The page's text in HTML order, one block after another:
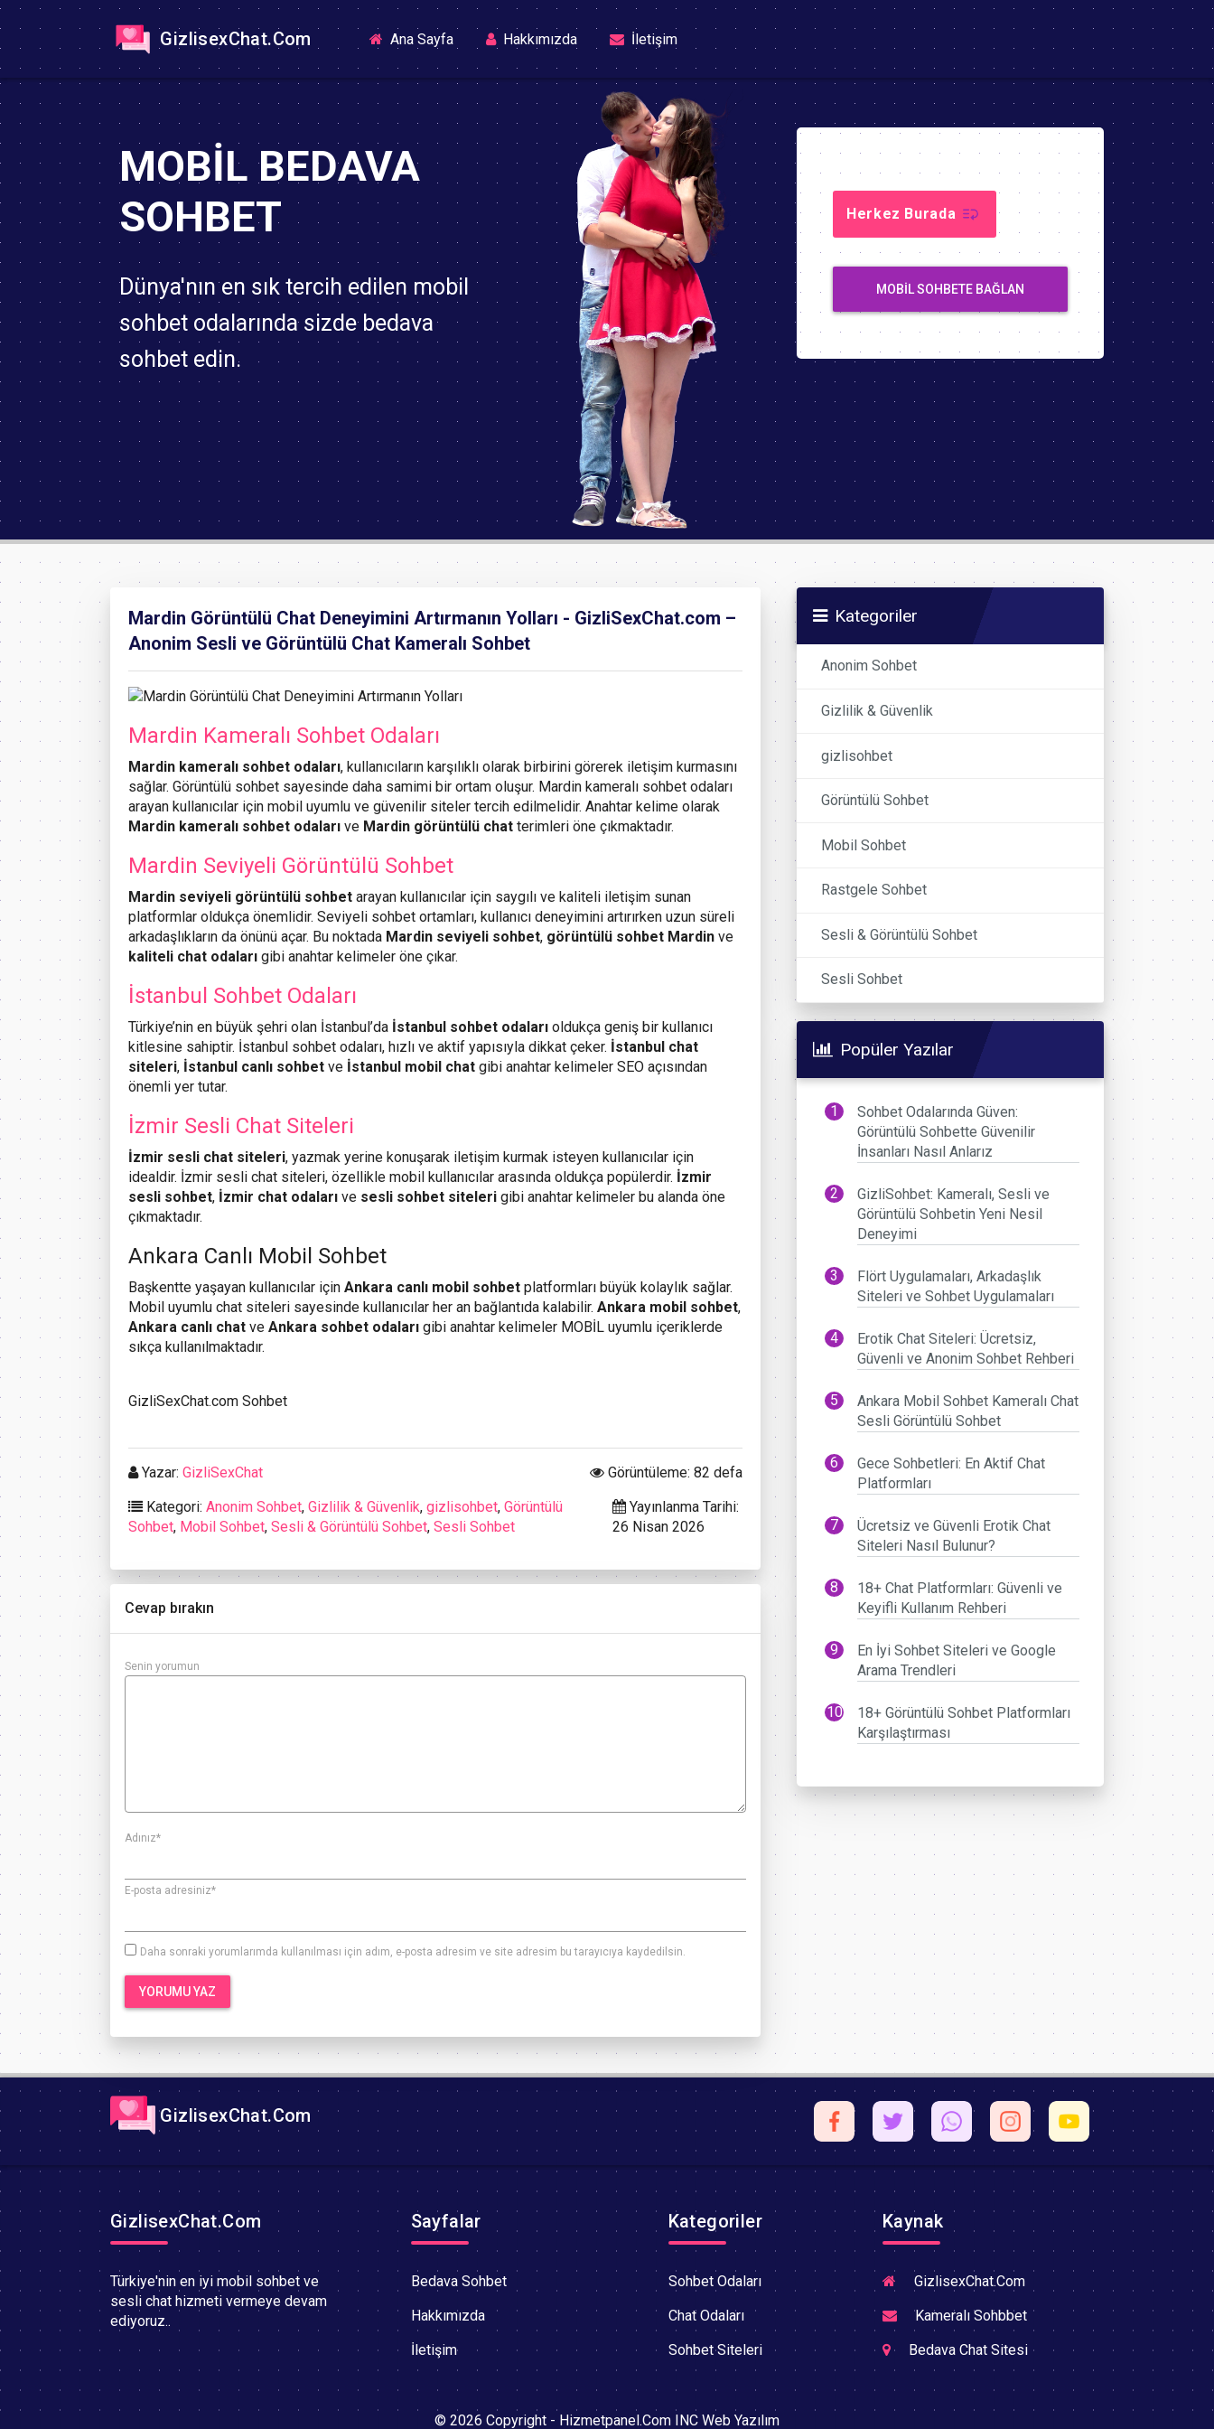
GizlisexChat.Com Ana Sayfa(current)Hakkımızda İletişim
MOBIL BEDAVA
SOHBET
Dünya'nın en sık tercih edilen mobil
sohbet odalarında sizde bedava
sohbet edin.
Herkez Burada
MOBIL SOHBETE BAĞLAN
Mardin Görüntülü Chat Deneyimini Artırmanın Yolları - GizliSexChat.com –
Anonim Sesli ve Görüntülü Chat Kameralı Sohbet
Mardin Kameralı Sohbet Odaları
Mardin kameralı sohbet odaları, kullanıcıların karşılıklı olarak birbirini görerek iletişim kurmasını
sağlar. Görüntülü sohbet sayesinde daha samimi bir ortam oluşur. Mardin kameralı sohbet odaları
arayan kullanıcılar için mobil uyumlu ve güvenilir siteler tercih edilmelidir. Anahtar kelime olarak
Mardin kameralı sohbet odaları ve Mardin görüntülü chat terimleri öne çıkmaktadır.
Mardin Seviyeli Görüntülü Sohbet
Mardin seviyeli görüntülü sohbet arayan kullanıcılar için saygılı ve kaliteli iletişim sunan
platformlar oldukça önemlidir. Seviyeli sohbet ortamları, kullanıcı deneyimini artırırken uzun süreli
arkadaşlıkların da önünü açar. Bu noktada Mardin seviyeli sohbet, görüntülü sohbet Mardin ve
kaliteli chat odaları gibi anahtar kelimeler öne çıkar.
İstanbul Sohbet Odaları
Türkiye’nin en büyük şehri olan İstanbul’da İstanbul sohbet odaları oldukça geniş bir kullanıcı
kitlesine sahiptir. İstanbul sohbet odaları, hızlı ve aktif yapısıyla dikkat çeker. İstanbul chat
siteleri, İstanbul canlı sohbet ve İstanbul mobil chat gibi anahtar kelimeler SEO açısından
önemli yer tutar.
İzmir Sesli Chat Siteleri
İzmir sesli chat siteleri, yazmak yerine konuşarak iletişim kurmak isteyen kullanıcılar için
idealdir. İzmir sesli chat siteleri, özellikle mobil kullanıcılar arasında oldukça popülerdir. İzmir
sesli sohbet, İzmir chat odaları ve sesli sohbet siteleri gibi anahtar kelimeler bu alanda öne
çıkmaktadır.
Ankara Canlı Mobil Sohbet
Başkentte yaşayan kullanıcılar için Ankara canlı mobil sohbet platformları büyük kolaylık sağlar.
Mobil uyumlu chat siteleri sayesinde kullanıcılar her an bağlantıda kalabilir. Ankara mobil sohbet,
Ankara canlı chat ve Ankara sohbet odaları gibi anahtar kelimeler MOBİL uyumlu içeriklerde
sıkça kullanılmaktadır.
GizliSexChat.com Sohbet
Yazar: GizliSexChat
Görüntüleme: 82 defa
Kategori: Anonim Sohbet, Gizlilik & Güvenlik, gizlisohbet, Görüntülü
Sohbet, Mobil Sohbet, Sesli & Görüntülü Sohbet, Sesli Sohbet
Yayınlanma Tarihi:
26 Nisan 2026
Cevap bırakın
Senin yorumun
Adınız*
E-posta adresiniz*
Daha sonraki yorumlarımda kullanılması için adım, e-posta adresim ve site adresim bu tarayıcıya kaydedilsin.
Kategoriler
Anonim Sohbet
Gizlilik & Güvenlik
gizlisohbet
Görüntülü Sohbet
Mobil Sohbet
Rastgele Sohbet
Sesli & Görüntülü Sohbet
Sesli Sohbet
Popüler Yazılar
Sohbet Odalarında Güven:
Görüntülü Sohbette Güvenilir
İnsanları Nasıl Anlarız
GizliSohbet: Kameralı, Sesli ve
Görüntülü Sohbetin Yeni Nesil
Deneyimi
Flört Uygulamaları, Arkadaşlık
Siteleri ve Sohbet Uygulamaları
Erotik Chat Siteleri: Ücretsiz,
Güvenli ve Anonim Sohbet Rehberi
Ankara Mobil Sohbet Kameralı Chat
Sesli Görüntülü Sohbet
Gece Sohbetleri: En Aktif Chat
Platformları
Ücretsiz ve Güvenli Erotik Chat
Siteleri Nasıl Bulunur?
18+ Chat Platformları: Güvenli ve
Keyifli Kullanım Rehberi
En İyi Sohbet Siteleri ve Google
Arama Trendleri
18+ Görüntülü Sohbet Platformları
Karşılaştırması
GizlisexChat.Com
GizlisexChat.Com
Türkiye'nin en iyi mobil sohbet ve
sesli chat hizmeti vermeye devam
ediyoruz..
Sayfalar
Bedava Sohbet
Hakkımızda
İletişim
Kategoriler
Sohbet Odaları
Chat Odaları
Sohbet Siteleri
Kaynak
GizlisexChat.Com
Kameralı Sohbbet
Bedava Chat Sitesi
© 2026 Copyright - Hizmetpanel.Com INC Web Yazılım